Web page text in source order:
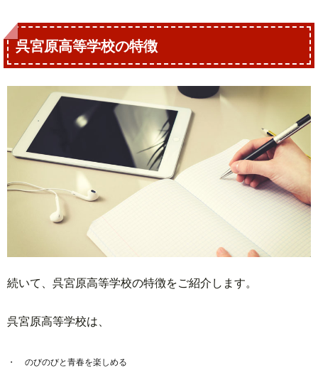
呉宮原高等学校の特徴
続いて、呉宮原高等学校の特徴をご紹介します。
呉宮原高等学校は、
のびのびと青春を楽しめる